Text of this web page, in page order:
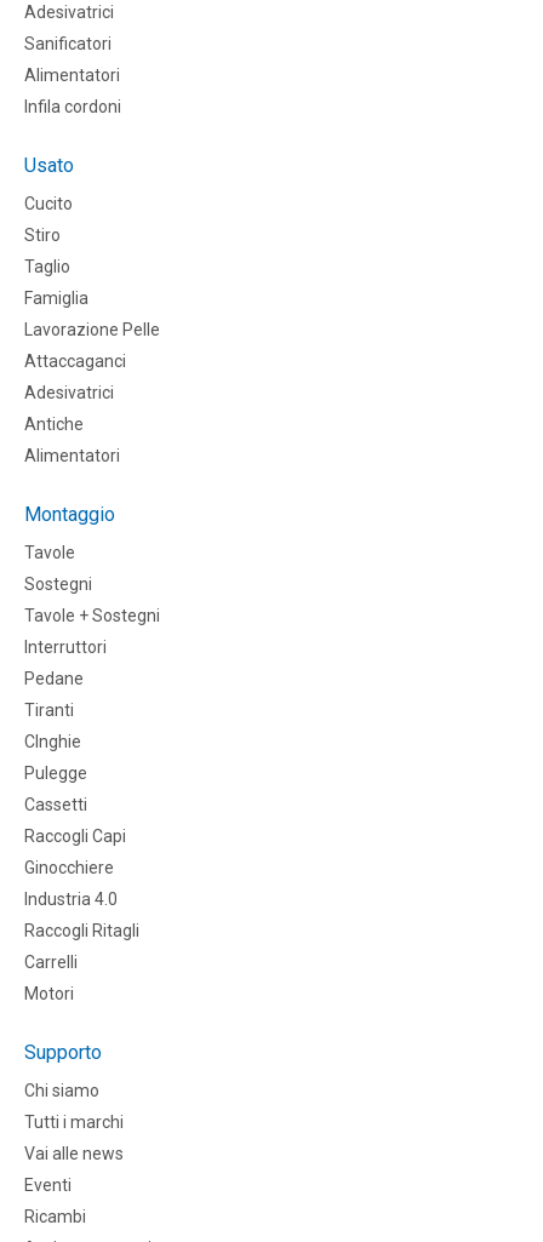
Adesivatrici
Sanificatori
Alimentatori
Infila cordoni
Usato
Cucito
Stiro
Taglio
Famiglia
Lavorazione Pelle
Attaccaganci
Adesivatrici
Antiche
Alimentatori
Montaggio
Tavole
Sostegni
Tavole + Sostegni
Interruttori
Pedane
Tiranti
CInghie
Pulegge
Cassetti
Raccogli Capi
Ginocchiere
Industria 4.0
Raccogli Ritagli
Carrelli
Motori
Supporto
Chi siamo
Tutti i marchi
Vai alle news
Eventi
Ricambi